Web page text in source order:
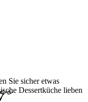
Sie sicher etwas
Dessertküche lieben